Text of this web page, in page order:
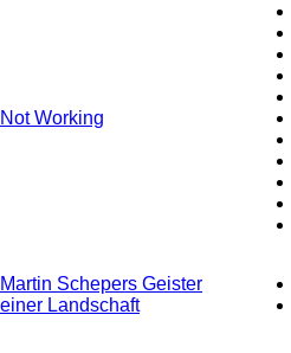
Not Working
Martin Schepers Geister
einer Landschaft